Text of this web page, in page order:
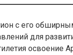
с его
для
освоение